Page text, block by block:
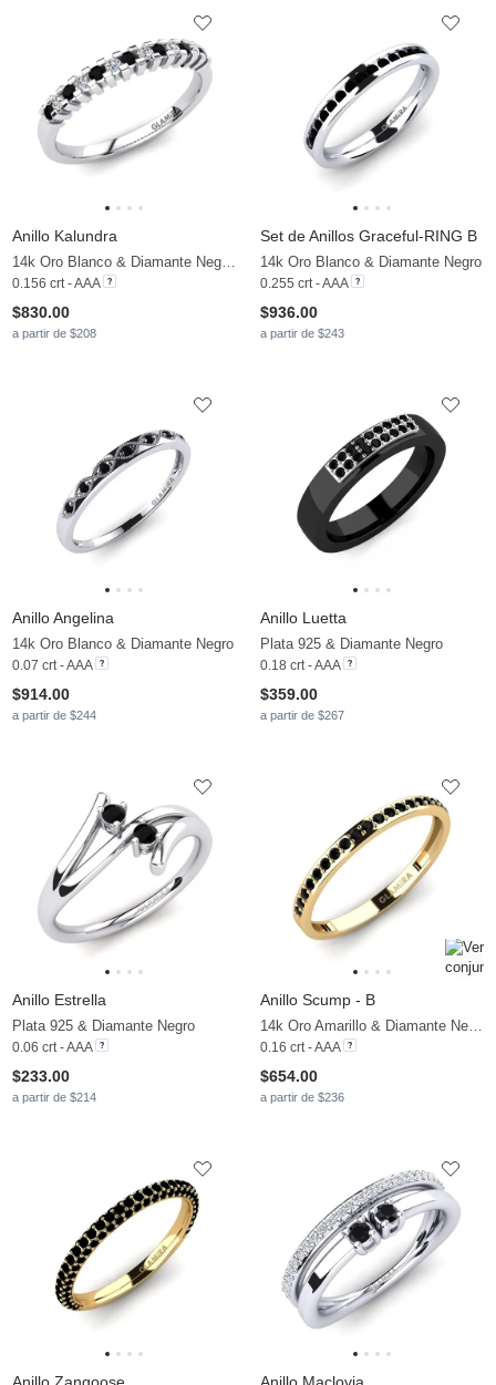
Anillo Kalundra
0.156 crt - AAA
$830.00
a partir de $208
Set de Anillos Graceful-RING B
14k Oro Blanco & Diamante Negro
0.255 crt - AAA
$936.00
a partir de $243
Anillo Angelina
14k Oro Blanco & Diamante Negro
0.07 crt - AAA
$914.00
a partir de $244
Anillo Luetta
Plata 925 & Diamante Negro
0.18 crt - AAA
$359.00
a partir de $267
Anillo Estrella
Plata 925 & Diamante Negro
0.06 crt - AAA
$233.00
a partir de $214
Anillo Scump - B
0.16 crt - AAA
$654.00
a partir de $236